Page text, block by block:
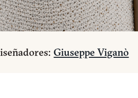
Giuseppe Viganò